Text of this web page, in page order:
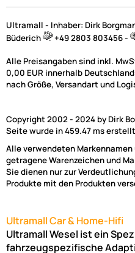
Ultramall - Inhaber: Dirk
Büderich
+49 2803 803456 -
Alle Preisangaben sind inkl.
0,00 EUR innerhalb
nach Größe, Versandart und
Copyright 2002 - 2024 by Dirk
Seite wurde in 459.47 ms
Alle verwendeten
getragene Warenzeichen und
Sie dienen nur zur
Produkte mit den Produkten
Ultramall Car & Home-Hifi
Ultramall Wesel ist ein
fahrzeugspezifische